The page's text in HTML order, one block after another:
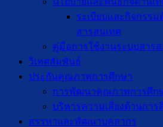
ระเบียบและกิจกรร
สารสนเทศ
คู่มือการใช้งานระบบสาร
วิเทศสัมพันธ์
ประกันคุณภาพการศึกษา
การพัฒนาคุณภาพการศึก
บริหารความเสี่ยงด้านการ
สรรหาและพัฒนาบุคลากร